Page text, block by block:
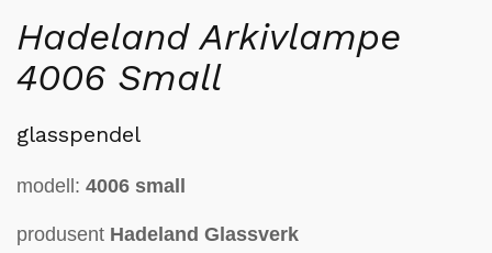
Hadeland Arkivlampe
4006 Small
glasspendel
modell: 4006 small
produsent Hadeland Glassverk